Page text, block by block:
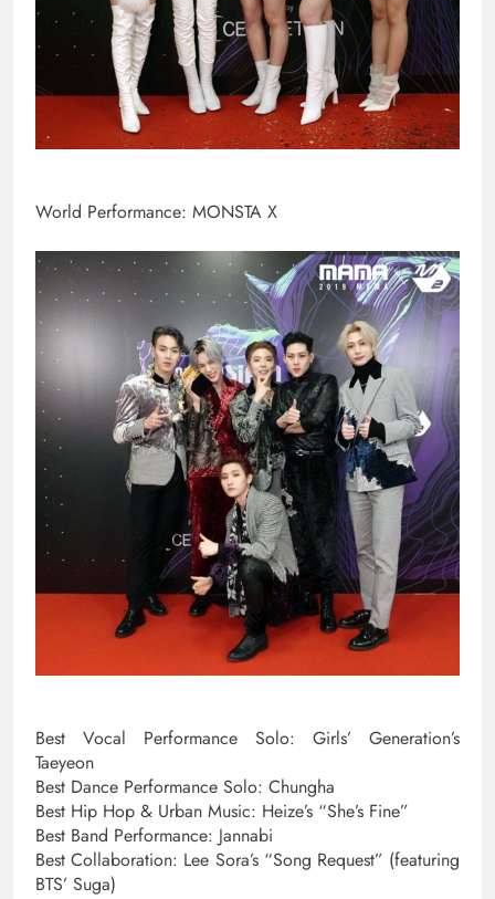
World Performance: MONSTA X
Best Vocal Performance Solo: Girls’ Generation’s
Taeyeon
Best Dance Performance Solo: Chungha
Best Hip Hop & Urban Music: Heize’s “She’s Fine”
Best Band Performance: Jannabi
Best Collaboration: Lee Sora’s “Song Request” (featuring
BTS’ Suga)